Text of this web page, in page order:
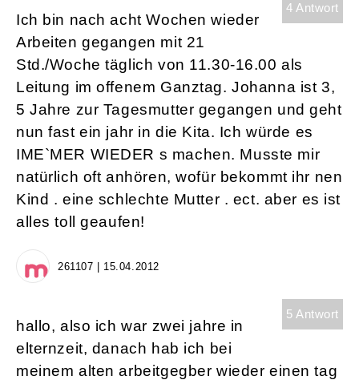
4 Antwort
Ich bin nach acht Wochen wieder
Arbeiten gegangen mit 21
Std./Woche täglich von 11.30-16.00 als
Leitung im offenem Ganztag. Johanna ist 3,
5 Jahre zur Tagesmutter gegangen und geht
nun fast ein jahr in die Kita. Ich würde es
IME`MER WIEDER s machen. Musste mir
natürlich oft anhören, wofür bekommt ihr nen
Kind . eine schlechte Mutter . ect. aber es ist
alles toll geaufen!
261107 | 15.04.2012
5 Antwort
hallo, also ich war zwei jahre in
elternzeit, danach hab ich bei
meinem alten arbeitgegber wieder einen tag